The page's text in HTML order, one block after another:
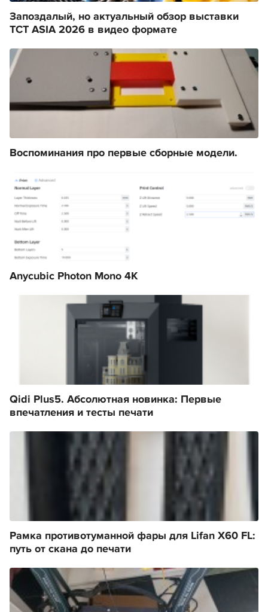
Запоздалый, но актуальный обзор выставки
TCT ASIA 2026 в видео формате
Воспоминания про первые сборные модели.
Anycubic Photon Mono 4K
Qidi Plus5. Абсолютная новинка: Первые
впечатления и тесты печати
Рамка противотуманной фары для Lifan X60 FL:
путь от скана до печати